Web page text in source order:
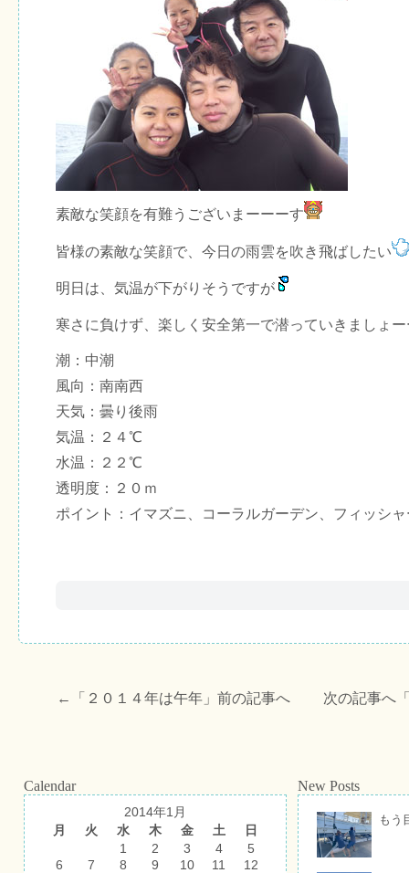
素敵な笑顔を有難うございまーーーす
皆様の素敵な笑顔で、今日の雨雲を吹き飛ばしたい
明日は、気温が下がりそうですが
寒さに負けず、楽しく安全第一で潜っていきましょ
潮：中潮
風向：南南西
天気：曇り後雨
気温：２４℃
水温：２２℃
透明度：２０ｍ
ポイント：イマズニ、コーラルガーデン、フィッシ
←「 ２０１４年は午年 」前の記事へ 次の記事へ
Calendar
2014年1月
月
火 水 木 金 土
日
1
2 3 4
5
6
7 8 9 10 11 12
New Posts
もう